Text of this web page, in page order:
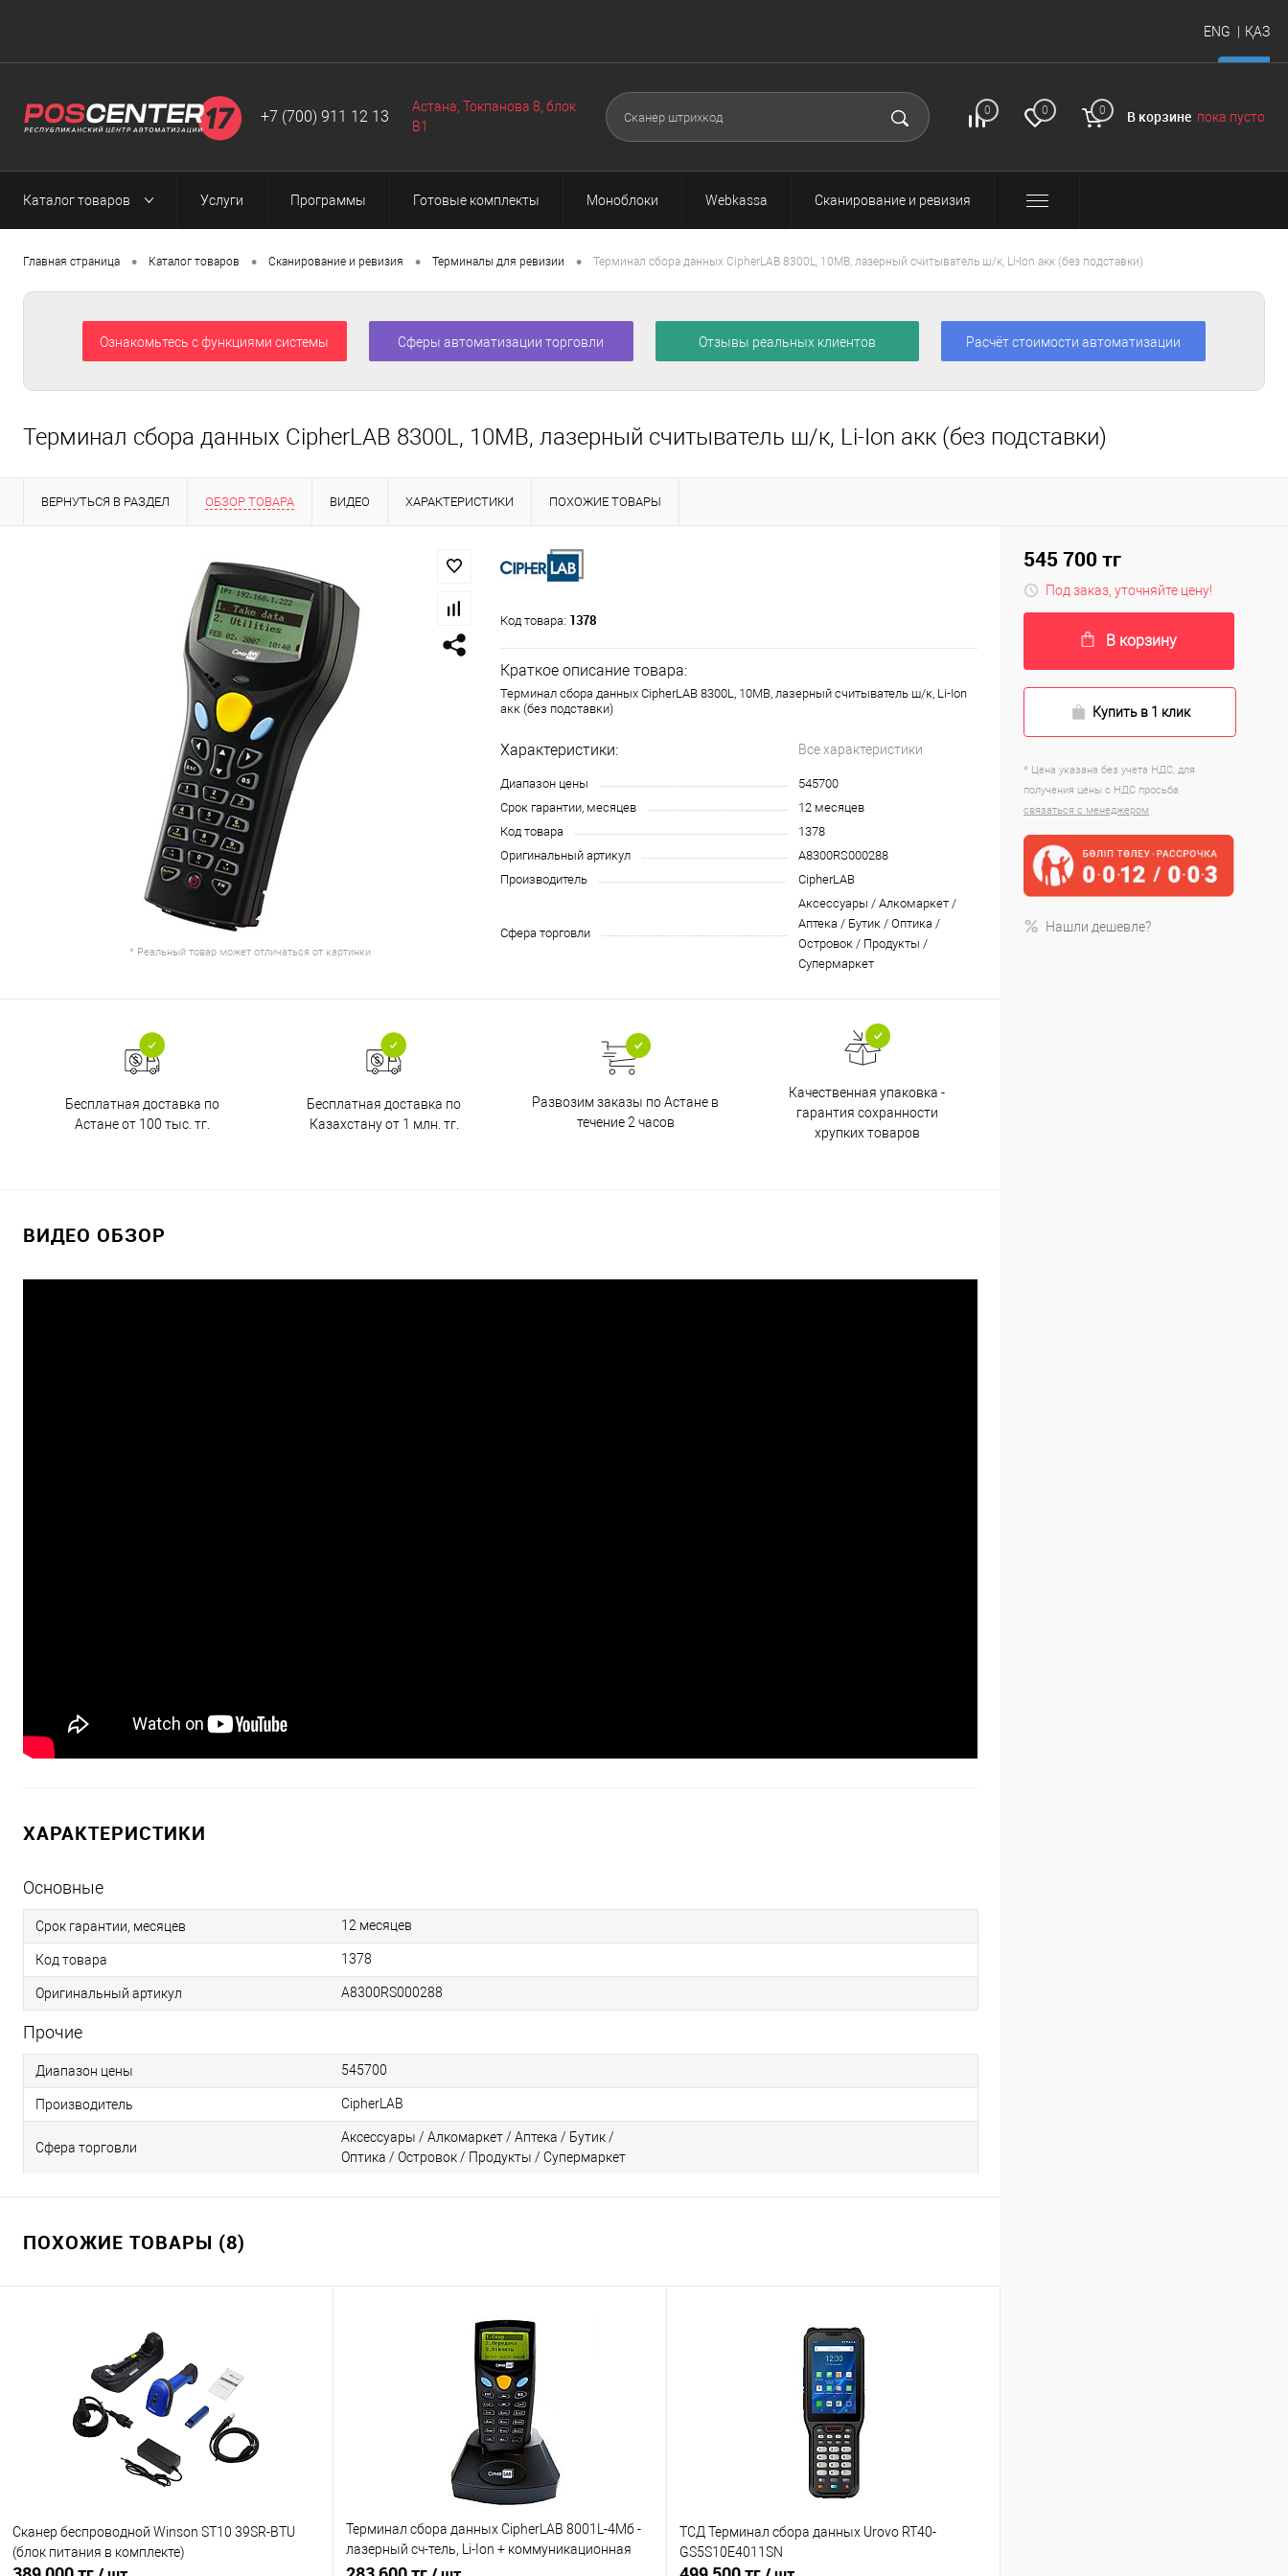
ENG ҚАЗ
регистрация
+7 (700) 911 12 13
Астана, Токпанова 8, блок
B1
0 0 0 В корзине пока пусто
Каталог товаров Услуги Программы Готовые комплекты Моноблоки Webkassa Сканирование и ревизия
Главная страница • Каталог товаров • Сканирование и ревизия • Терминалы для ревизии • Терминал сбора данных CipherLAB 8300L, 10MB, лазерный считыватель ш/к, Li-Ion акк (без подставки)
Ознакомьтесь с функциями системы Сферы автоматизации торговли Отзывы реальных клиентов Расчёт стоимости автоматизации
Терминал сбора данных CipherLAB 8300L, 10MB, лазерный считыватель ш/к, Li-Ion акк (без подставки)
ВЕРНУТЬСЯ В РАЗДЕЛ ОБЗОР ТОВАРА ВИДЕО ХАРАКТЕРИСТИКИ ПОХОЖИЕ ТОВАРЫ
* Реальный товар может отличаться от картинки
Код товара: 1378
Краткое описание товара:
Терминал сбора данных CipherLAB 8300L, 10MB, лазерный считыватель ш/к, Li-Ion
акк (без подставки)
Характеристики: Все характеристики
Диапазон цены
545700
Срок гарантии, месяцев
12 месяцев
Код товара
1378
Оригинальный артикул
A8300RS000288
Производитель
CipherLAB
Сфера торговли
Аксессуары / Алкомаркет /
Аптека / Бутик / Оптика /
Островок / Продукты /
Супермаркет
Бесплатная доставка по
Астане от 100 тыс. тг.
Бесплатная доставка по
Казахстану от 1 млн. тг.
Развозим заказы по Астане в
течение 2 часов
Качественная упаковка -
гарантия сохранности
хрупких товаров
ВИДЕО ОБЗОР
ХАРАКТЕРИСТИКИ
Основные
Срок гарантии, месяцев 12 месяцев
Код товара 1378
Оригинальный артикул A8300RS000288
Прочие
Диапазон цены 545700
Производитель CipherLAB
Сфера торговли
Аксессуары / Алкомаркет / Аптека / Бутик /
Оптика / Островок / Продукты / Супермаркет
ПОХОЖИЕ ТОВАРЫ (8)
Сканер беспроводной Winson ST10 39SR-BTU
(блок питания в комплекте)
Терминал сбора данных CipherLAB 8001L-4Mб -
лазерный сч-тель, Li-Ion + коммуникационная
подставка
ТСД Терминал сбора данных Urovo RT40-
GS5S10E4011SN
545 700 тг
Под заказ, уточняйте цену!
В корзину
Купить в 1 клик
* Цена указана без учета НДС, для
получения цены с НДС просьба
связаться с менеджером
Нашли дешевле?